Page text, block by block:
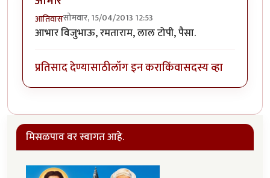
आतिवाससोमवार, 15/04/2013 12:53
आभार विजुभाऊ, रमताराम, लाल टोपी, पैसा.
प्रतिसाद देण्यासाठीलॉग इन कराकिंवासदस्य व्हा
मिसळपाव वर स्वागत आहे.